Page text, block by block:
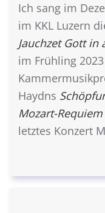
Ich sang im
im KKL Luzern
Jauchzet Gott in
im Frühling
Haydns
Mozart-Requiem
letztes Konzert